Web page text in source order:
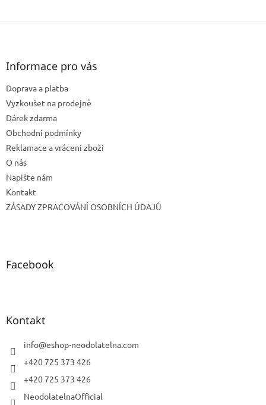
Z
Informace pro vás
Doprava a platba
Vyzkoušet na prodejně
Dárek zdarma
Obchodní podmínky
Reklamace a vrácení zboží
O nás
Napište nám
Kontakt
ZÁSADY ZPRACOVÁNÍ OSOBNÍCH ÚDAJŮ
Facebook
Kontakt
info@eshop-neodolatelna.com
+420 725 373 426
+420 725 373 426
NeodolatelnaOfficial